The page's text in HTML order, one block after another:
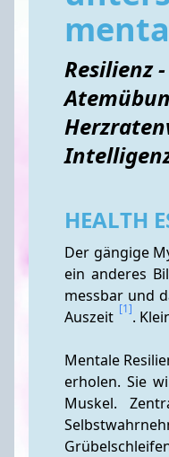
Resilienz
HEALTH
Der gängige
ein anderes
messbar und
Auszeit [1].
Mentale
erholen. Sie
Muskel.